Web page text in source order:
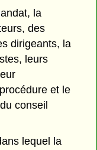
la
des
dirigeants, la
leurs
et le
conseil
lequel la